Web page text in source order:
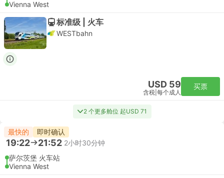
Vienna West
标准级 | 火车
WESTbahn
USD 59
含税 每个成人
买票
2 个更多舱位 起USD 71
最快的 即时确认
19:22 21:52 2小时30分钟
萨尔茨堡 火车站
Vienna West